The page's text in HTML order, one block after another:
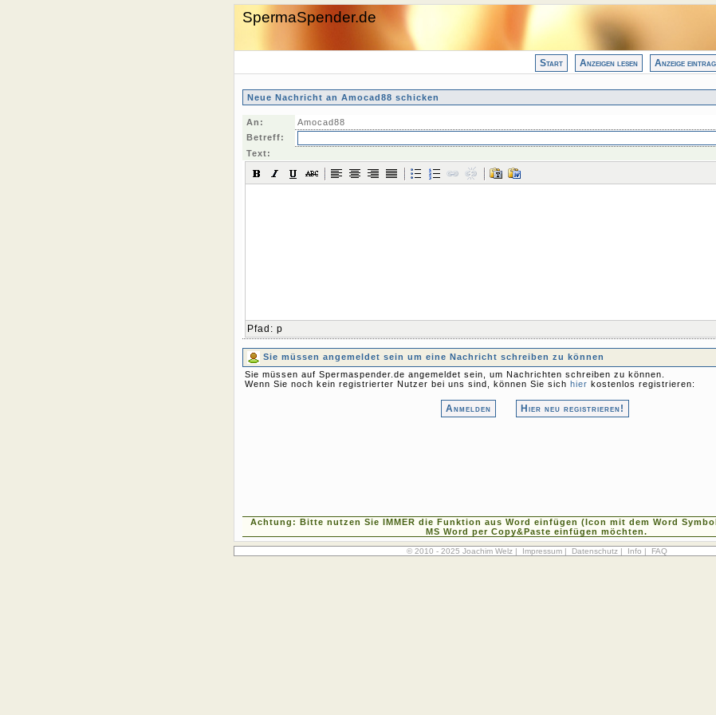
SpermaSpender.de
Start Anzeigen lesen Anzeige
Neue Nachricht an Amocad88 schicken
An:
Amocad88
Betreff:
Text:
Pfad : p
Sie müssen angemeldet sein um eine Nachricht schreiben zu können
Sie müssen auf Spermaspender.de angemeldet sein, um Nachrichten schreiben zu können.
Wenn Sie noch kein registrierter Nutzer bei uns sind, können Sie sich hier kostenlos registrieren:
Anmelden Hier neu registrieren!
Achtung: Bitte nutzen Sie IMMER die Funktion aus Word einfügen (Icon mit dem Word
MS Word per Copy&Paste einfügen möchten.
© 2010 - 2025 Joachim Welz | Impressum| Datenschutz| Info | FAQ